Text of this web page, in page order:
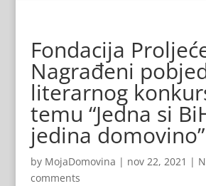
Fondacija
Nagrađeni
literarnog
temu “Jedna si
jedina domovino”
by MojaDomovina | nov 22, 2021 |
comments